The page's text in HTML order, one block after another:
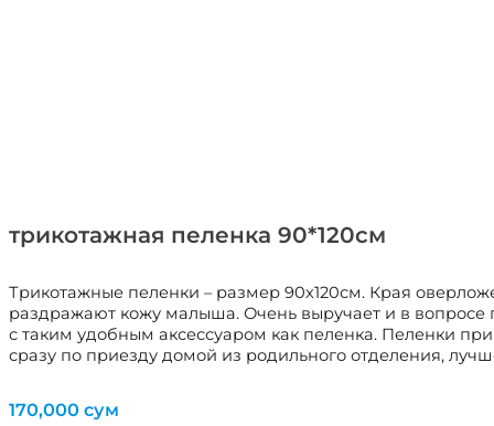
трикотажная пеленка 90*120см
Трикотажные пеленки – размер 90х120см. Края
раздражают кожу малыша. Очень выручает и в
с таким удобным аксессуаром как пеленка. Пеленки
сразу по приезду домой из родильного отделения,
170,000 сум